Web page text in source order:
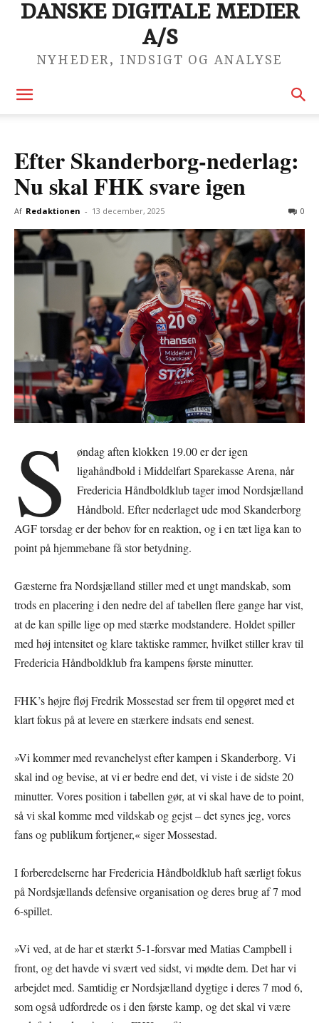
DANSKE DIGITALE MEDIER
A/S
NYHEDER, INDSIGT OG ANALYSE
Efter Skanderborg-nederlag:
Nu skal FHK svare igen
Af Redaktionen - 13 december, 2025 0
S
øndag aften klokken 19.00 er der igen
ligahåndbold i Middelfart Sparekasse Arena, når
Fredericia Håndboldklub tager imod Nordsjælland
Håndbold. Efter nederlaget ude mod Skanderborg
AGF torsdag er der behov for en reaktion, og i en tæt liga kan to
point på hjemmebane få stor betydning.
Gæsterne fra Nordsjælland stiller med et ungt mandskab, som
trods en placering i den nedre del af tabellen flere gange har vist,
at de kan spille lige op med stærke modstandere. Holdet spiller
med høj intensitet og klare taktiske rammer, hvilket stiller krav til
Fredericia Håndboldklub fra kampens første minutter.
FHK’s højre fløj Fredrik Mossestad ser frem til opgøret med et
klart fokus på at levere en stærkere indsats end senest.
»Vi kommer med revanchelyst efter kampen i Skanderborg. Vi
skal ind og bevise, at vi er bedre end det, vi viste i de sidste 20
minutter. Vores position i tabellen gør, at vi skal have de to point,
så vi skal komme med vildskab og gejst – det synes jeg, vores
fans og publikum fortjener,« siger Mossestad.
I forberedelserne har Fredericia Håndboldklub haft særligt fokus
på Nordsjællands defensive organisation og deres brug af 7 mod
6-spillet.
»Vi ved, at de har et stærkt 5-1-forsvar med Matias Campbell i
front, og det havde vi svært ved sidst, vi mødte dem. Det har vi
arbejdet med. Samtidig er Nordsjælland dygtige i deres 7 mod 6,
som også udfordrede os i den første kamp, og det skal vi være